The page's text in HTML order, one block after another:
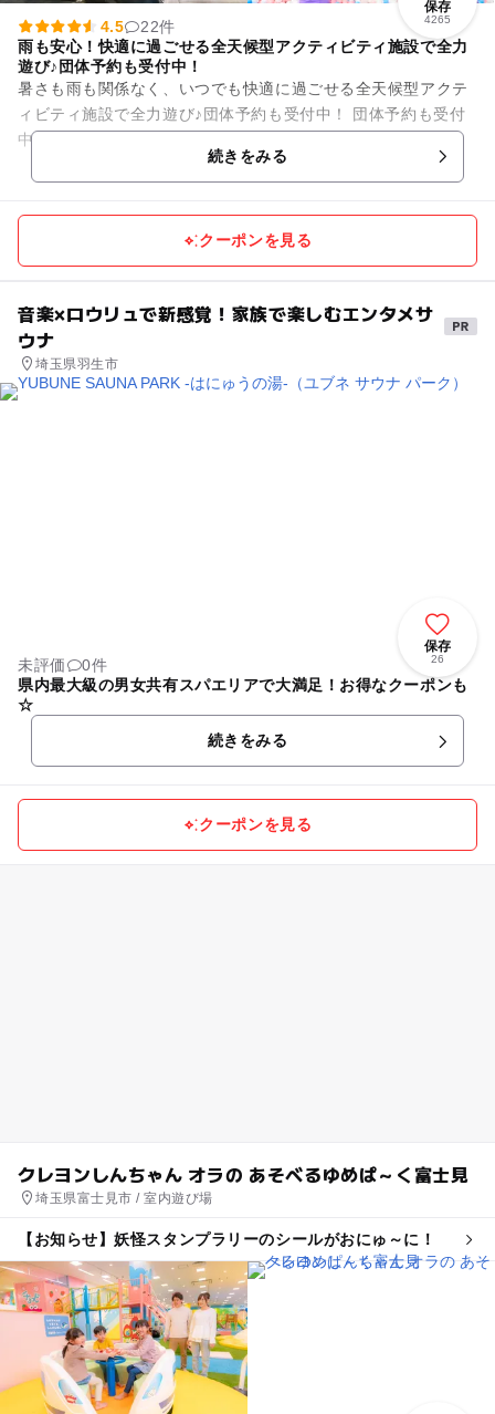
保存
4265
4.5
22件
雨も安心！快適に過ごせる全天候型アクティビティ施設で全力
遊び♪団体予約も受付中！
暑さも雨も関係なく、いつでも快適に過ごせる全天候型アクテ
ィビティ施設で全力遊び♪団体予約も受付中！ 団体予約も受付
中！ 公式サイトから予約しよう⇩ https://bandainamc...
続きをみる
クーポンを見る
音楽×ロウリュで新感覚！家族で楽しむエンタメサ
ウナ
埼玉県羽生市
保存
26
未評価
0件
県内最大級の男女共有スパエリアで大満足！お得なクーポンも
☆
続きをみる
クーポンを見る
クレヨンしんちゃん オラの あそべるゆめぱ～く富士見
埼玉県富士見市 / 室内遊び場
【お知らせ】妖怪スタンプラリーのシールがおにゅ～に！